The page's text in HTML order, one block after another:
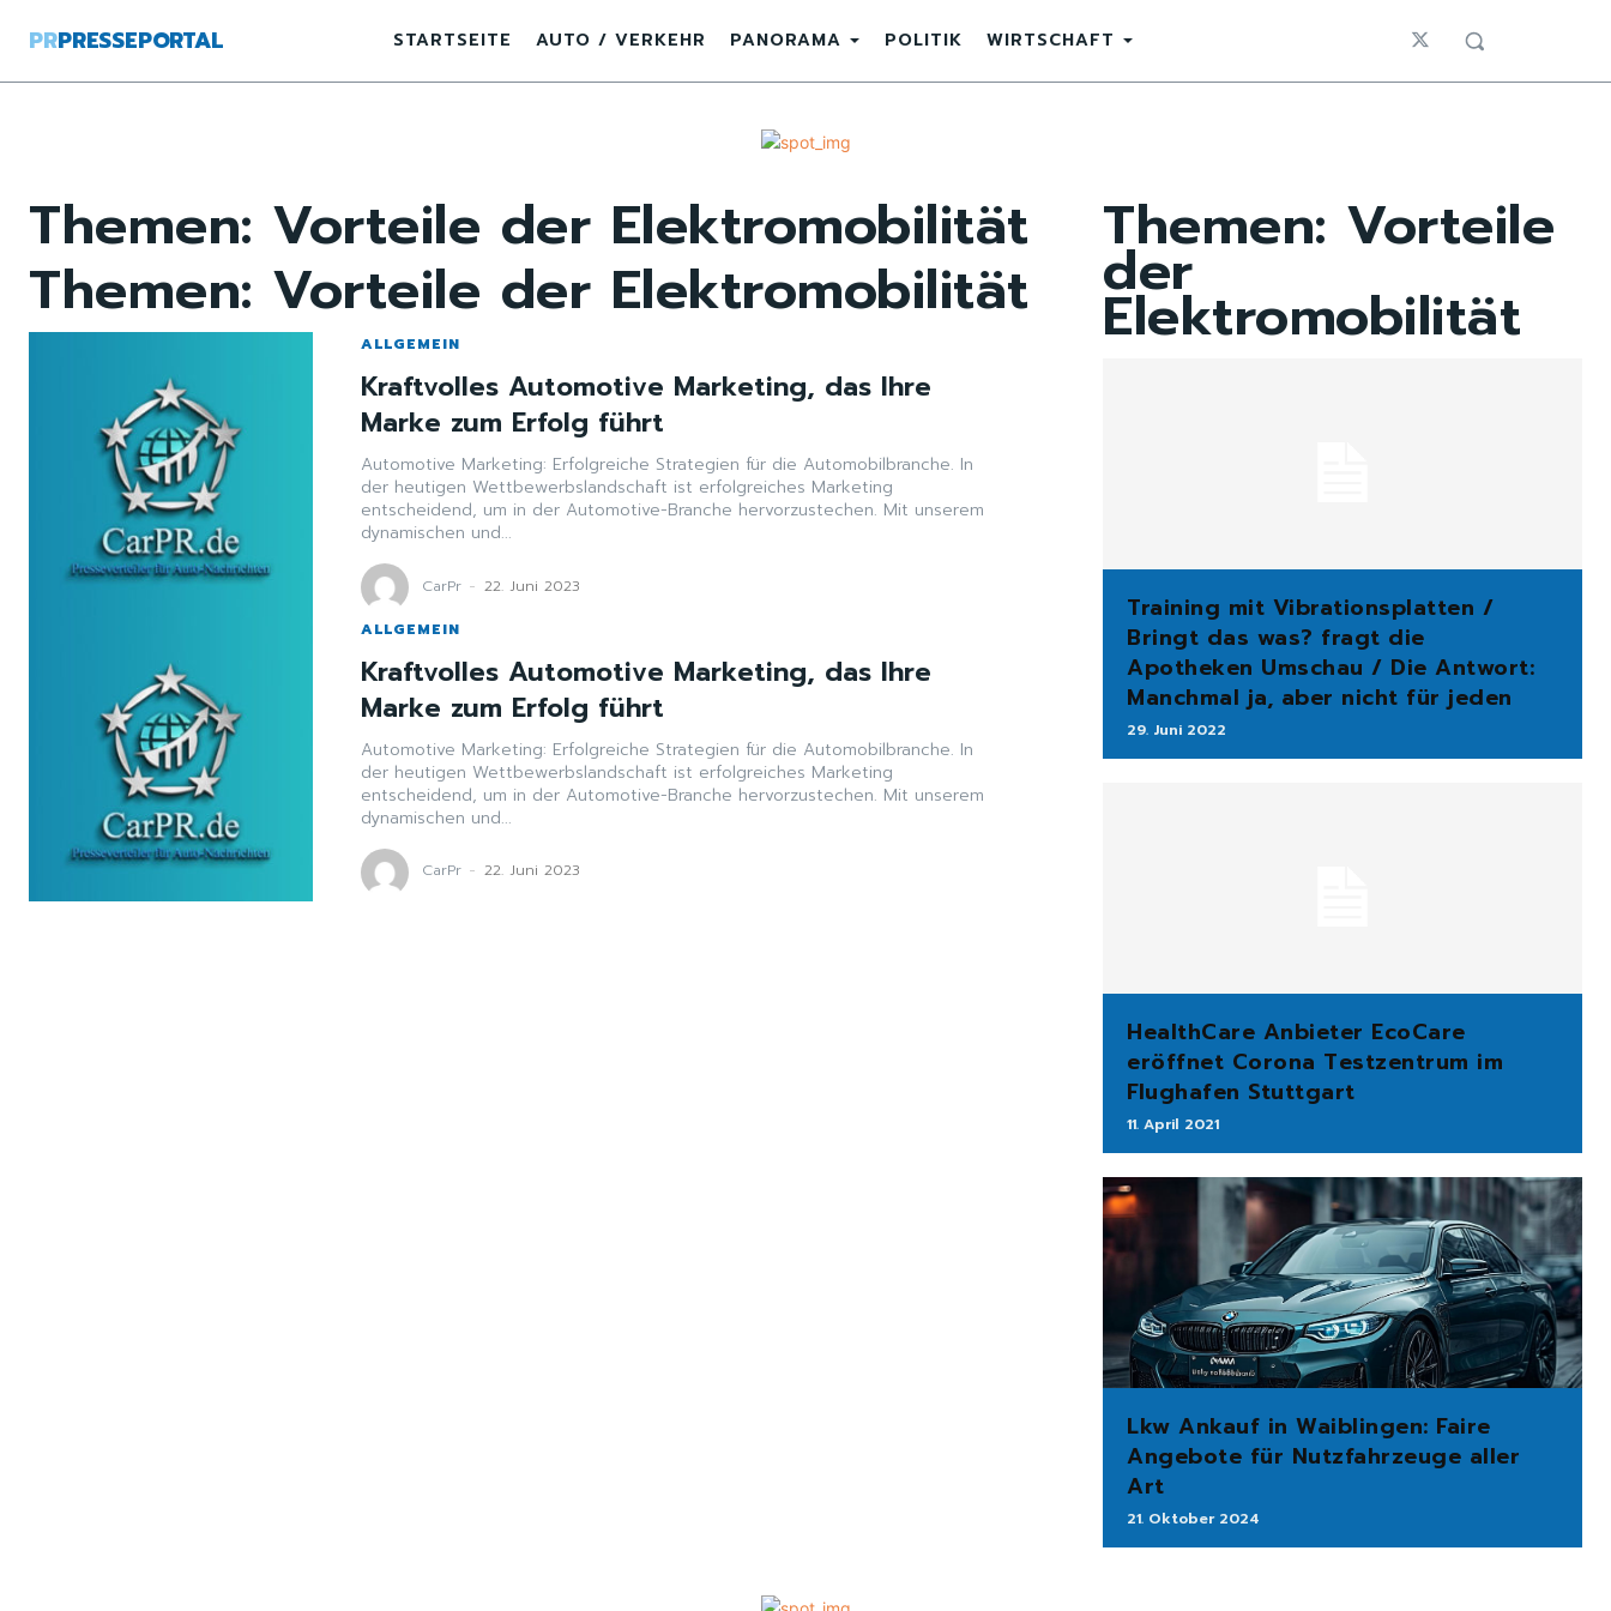
PRPRESSEPORTAL STARTSEITE AUTO / VERKEHR PANORAMA POLITIK WIRTSCHAFT
Themen: Vorteile der Elektromobilität
Themen: Vorteile der Elektromobilität
ALLGEMEIN
Kraftvolles Automotive Marketing, das Ihre
Marke zum Erfolg führt
Automotive Marketing: Erfolgreiche Strategien für die Automobilbranche. In
der heutigen Wettbewerbslandschaft ist erfolgreiches Marketing
entscheidend, um in der Automotive-Branche hervorzustechen. Mit unserem
dynamischen und...
CarPr - 22. Juni 2023
ALLGEMEIN
Kraftvolles Automotive Marketing, das Ihre
Marke zum Erfolg führt
Automotive Marketing: Erfolgreiche Strategien für die Automobilbranche. In
der heutigen Wettbewerbslandschaft ist erfolgreiches Marketing
entscheidend, um in der Automotive-Branche hervorzustechen. Mit unserem
dynamischen und...
CarPr - 22. Juni 2023
Themen: Vorteile
der
Elektromobilität
Training mit Vibrationsplatten /
Bringt das was? fragt die
Apotheken Umschau / Die Antwort:
Manchmal ja, aber nicht für jeden
29. Juni 2022
HealthCare Anbieter EcoCare
eröffnet Corona Testzentrum im
Flughafen Stuttgart
11. April 2021
Lkw Ankauf in Waiblingen: Faire
Angebote für Nutzfahrzeuge aller
Art
21. Oktober 2024